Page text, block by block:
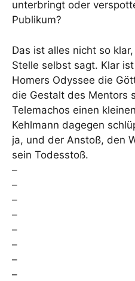
unterbringt oder
Publikum?
Das ist alles nicht so
Stelle selbst sagt. Klar
Homers Odyssee die
die Gestalt des Mentors
Telemachos einen
Kehlmann dagegen
ja, und der Anstoß, den
sein Todesstoß.
–
–
–
–
–
–
–
–